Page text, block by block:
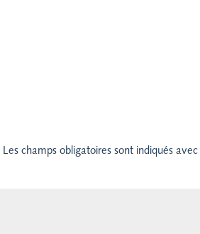
Les champs obligatoires sont indiqués avec